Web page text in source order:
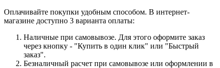
Оплачивайте покупки удобным способом. В интернет-
магазине доступно 3 варианта оплаты:
Наличные при самовывозе. Для этого оформите заказ
через кнопку - "Купить в один клик" или "Быстрый
заказ".
Безналичный расчет при самовывозе или оформлении в